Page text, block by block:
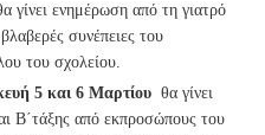
γίνει ενημέρωση από τη γιατρό
συνέπειες του
του σχολείου.
5 και 6 Μαρτίου θα γίνει
Β΄τάξης από εκπροσώπους του